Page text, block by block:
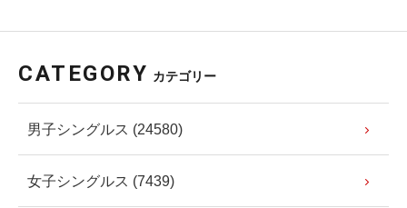
CATEGORY カテゴリー
男子シングルス (24580)
女子シングルス (7439)